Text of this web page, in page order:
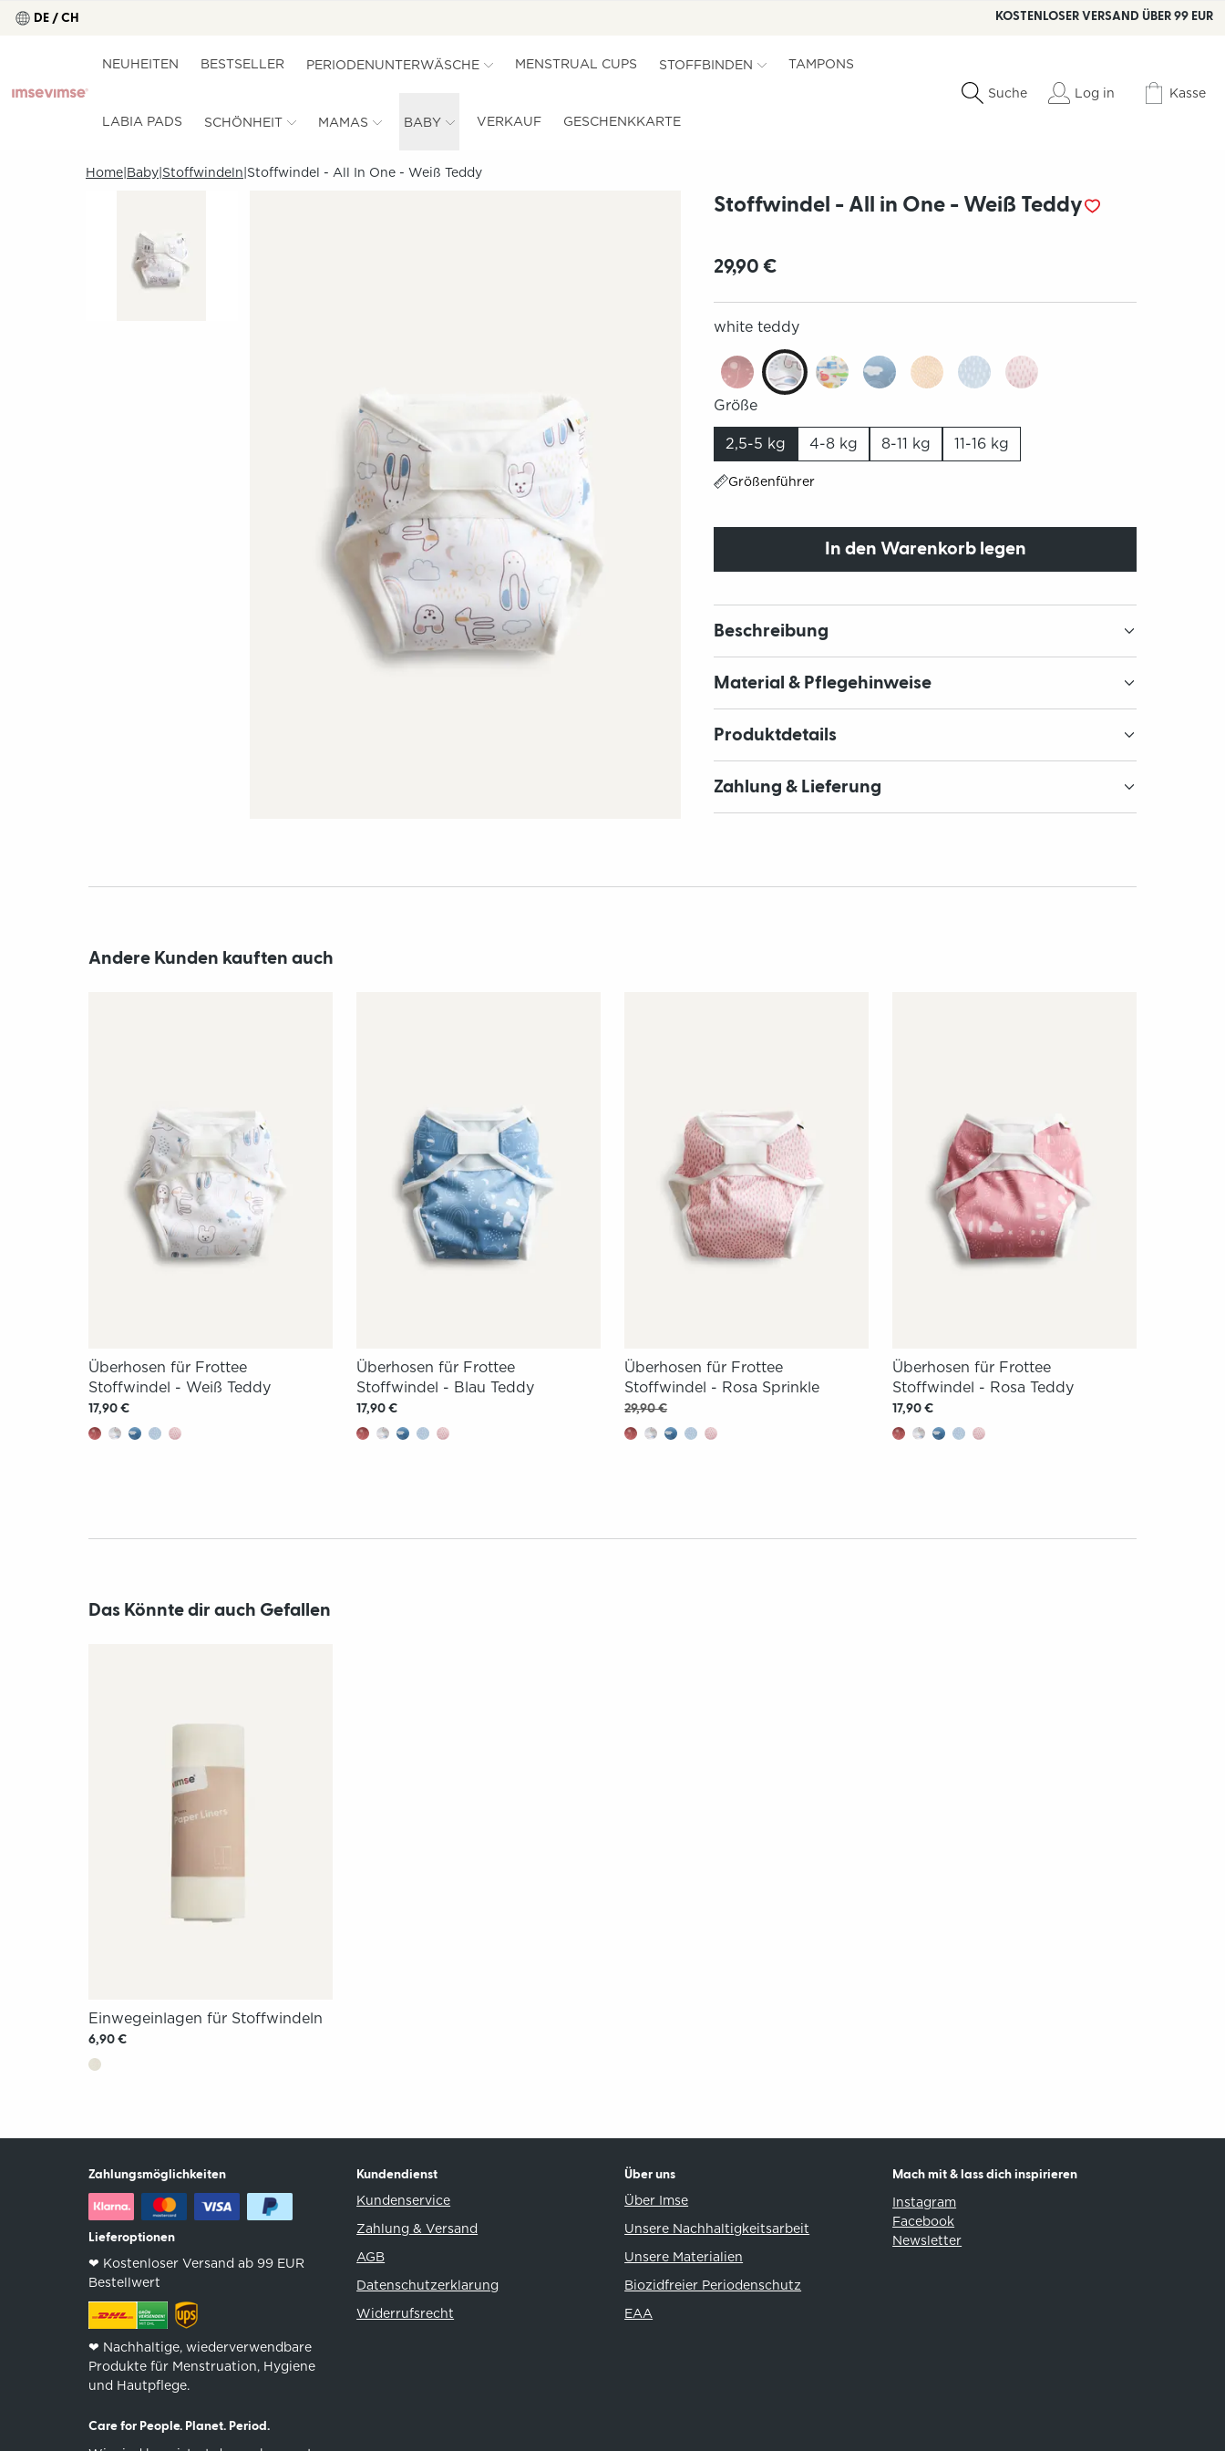
DE / CH KOSTENLOSER VERSAND ÜBER 99 EUR
NEUHEITEN BESTSELLER PERIODENUNTERWÄSCHE MENSTRUAL CUPS STOFFBINDEN TAMPONS
LABIA PADS SCHÖNHEIT MAMAS BABY VERKAUF GESCHENKKARTE
Suche Log in Kasse
Home Baby Stoffwindeln Stoffwindel - All In One - Weiß Teddy
Stoffwindel - All in One - Weiß Teddy
29,90 €
white teddy
Größe
2,5-5 kg 4-8 kg 8-11 kg 11-16 kg
Größenführer
In den Warenkorb legen
Beschreibung
Material & Pflegehinweise
Produktdetails
Zahlung & Lieferung
Andere Kunden kauften auch
Überhosen für Frottee
Stoffwindel - Weiß Teddy
17,90 €
Überhosen für Frottee
Stoffwindel - Blau Teddy
17,90 €
Überhosen für Frottee
Stoffwindel - Rosa Sprinkle
29,90 €
Überhosen für Frottee
Stoffwindel - Rosa Teddy
17,90 €
Das Könnte dir auch Gefallen
Einwegeinlagen für Stoffwindeln
6,90 €
Zahlungsmöglichkeiten
Lieferoptionen
❤︎ Kostenloser Versand ab 99 EUR
Bestellwert
❤︎ Nachhaltige, wiederverwendbare
Produkte für Menstruation, Hygiene
und Hautpflege.
Kundendienst
Kundenservice
Zahlung & Versand
AGB
Datenschutzerklarung
Widerrufsrecht
Über uns
Über Imse
Unsere Nachhaltigkeitsarbeit
Unsere Materialien
Biozidfreier Periodenschutz
EAA
Mach mit & lass dich inspirieren
Instagram
Facebook
Newsletter
Care for People. Planet. Period.